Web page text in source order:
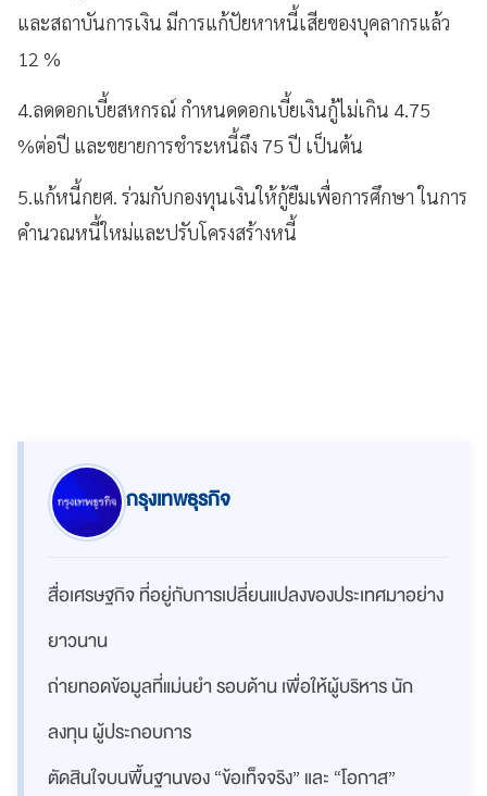
และสถาบันการเงิน มีการแก้ปัยหาหนี้เสียของบุคลากรแล้ว
12 %
4.ลดดอกเบี้ยสหกรณ์ กำหนดดอกเบี้ยเงินกู้ไม่เกิน 4.75
%ต่อปี และขยายการชำระหนี้ถึง 75 ปี เป็นต้น
5.แก้หนี้กยศ. ร่วมกับกองทุนเงินให้กู้ยืมเพื่อการศึกษา ในการ
คำนวณหนี้ใหม่และปรับโครงสร้างหนี้
กรุงเทพธุรกิจ
สื่อเศรษฐกิจ ที่อยู่กับการเปลี่ยนแปลงของประเทศมาอย่าง
ยาวนาน
ถ่ายทอดข้อมูลที่แม่นยำ รอบด้าน เพื่อให้ผู้บริหาร นัก
ลงทุน ผู้ประกอบการ
ตัดสินใจบนพื้นฐานของ “ข้อเท็จจริง” และ “โอกาส”